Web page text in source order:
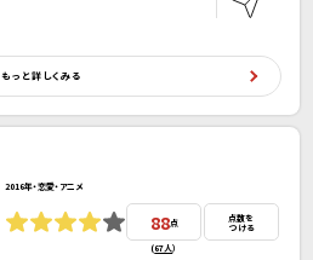
もっと詳しくみる
2016年・恋愛・アニメ
88点
(67人）
点数を
つける